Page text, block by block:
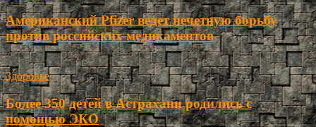
Американский Pfizer ведет нечетную борьбу
против российских медикаментов
Здоровье
Более 350 детей в Астрахани родились с
помощью ЭКО